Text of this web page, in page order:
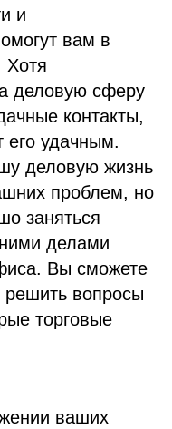
и
вам в
Хотя
деловую сферу
контакты,
удачным.
деловую жизнь
проблем, но
заняться
делами
Вы сможете
решить вопросы
торговые
ваших